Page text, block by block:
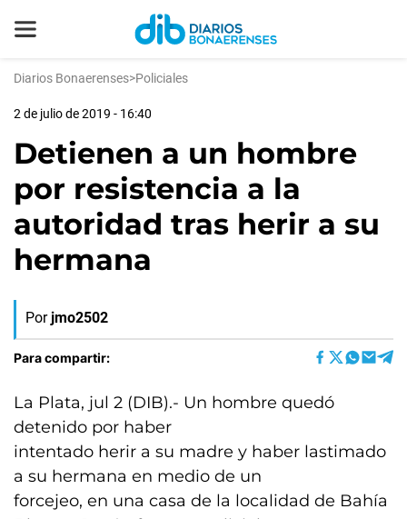
Diarios Bonaerenses>Policiales
2 de julio de 2019 - 16:40
Detienen a un hombre
por resistencia a la
autoridad tras herir a su
hermana
Por jmo2502
Para compartir:
La Plata, jul 2 (DIB).- Un hombre quedó
detenido por haber
intentado herir a su madre y haber lastimado
a su hermana en medio de un
forcejeo, en una casa de la localidad de Bahía